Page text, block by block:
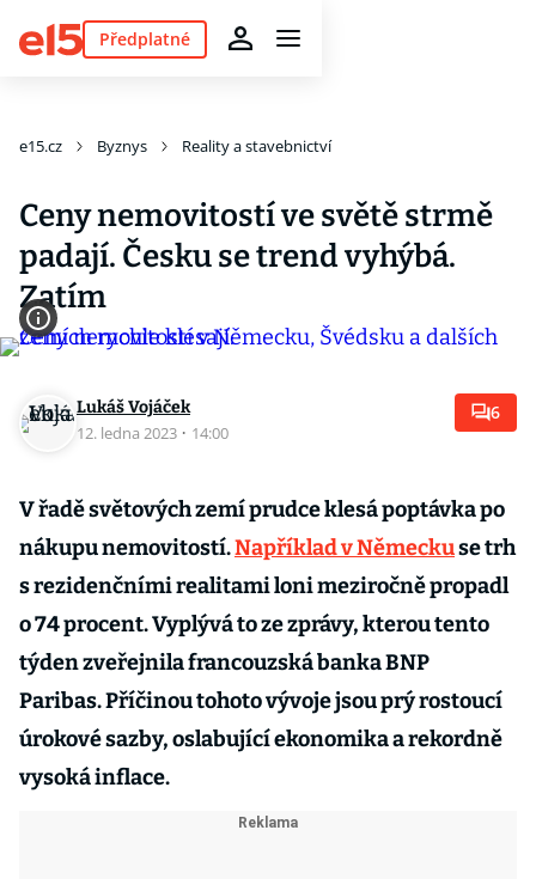
Předplatné
e15.cz Byznys Reality a stavebnictví
Ceny nemovitostí ve světě strmě
padají. Česku se trend vyhýbá.
Zatím
Lukáš Vojáček
12. ledna 2023 · 14:00
6
V řadě světových zemí prudce klesá poptávka po
nákupu nemovitostí.Například v Německuse trh
s rezidenčními realitami loni meziročně propadl
o 74 procent. Vyplývá to ze zprávy, kterou tento
týden zveřejnila francouzská banka BNP
Paribas. Příčinou tohoto vývoje jsou prý rostoucí
úrokové sazby, oslabující ekonomika a rekordně
vysoká inflace.